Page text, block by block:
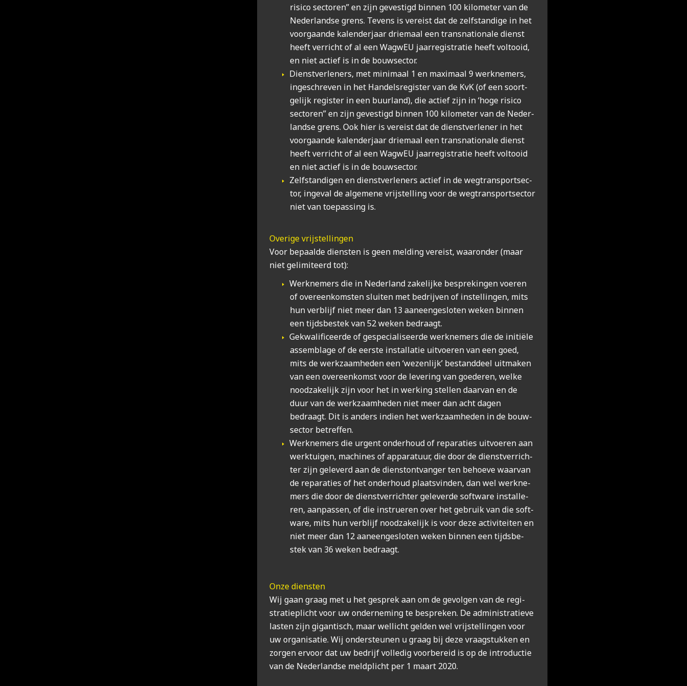
risi­co sec­to­ren’’ en zijn geves­tigd bin­nen 100 kilo­me­ter van de
Neder­land­se grens. Tevens is ver­eist dat de zelf­stan­di­ge in het
voor­gaan­de kalen­der­jaar drie­maal een trans­na­ti­o­na­le dienst
heeft ver­richt of al een Wag­wEU jaar­re­gi­stra­tie heeft vol­tooid,
en niet actief is in de bouw­sec­tor.
Dienst­ver­le­ners, met mini­maal 1 en maxi­maal 9 werk­ne­mers,
inge­schre­ven in het Han­dels­re­gis­ter van de KvK (of een soort­
ge­lijk regis­ter in een buur­land), die actief zijn in ‘hoge risi­co
sec­to­ren’’ en zijn geves­tigd bin­nen 100 kilo­me­ter van de Neder­
land­se grens. Ook hier is ver­eist dat de dienst­ver­le­ner in het
voor­gaan­de kalen­der­jaar drie­maal een trans­na­ti­o­na­le dienst
heeft ver­richt of al een Wag­wEU jaar­re­gi­stra­tie heeft vol­tooid
en niet actief is in de bouw­sec­tor.
Zelf­stan­di­gen en dienst­ver­le­ners actief in de weg­trans­port­sec­
tor, inge­val de alge­me­ne vrij­stel­ling voor de weg­trans­port­sec­tor
niet van toe­pas­sing is.
Ove­ri­ge vrij­stel­lin­gen
Voor bepaal­de dien­sten is geen mel­ding ver­eist, waar­on­der (maar
niet geli­mi­teerd tot):
Werk­ne­mers die in Neder­land zake­lij­ke bespre­kin­gen voe­ren
of over­een­kom­sten slui­ten met bedrij­ven of instel­lin­gen, mits
hun ver­blijf niet meer dan 13 aan­een­ge­slo­ten weken bin­nen
een tijds­be­stek van 52 weken bedraagt.
Gekwa­li­fi­ceer­de of gespe­ci­a­li­seer­de werk­ne­mers die de ini­ti­ë­le
assem­bla­ge of de eer­ste instal­la­tie uit­voe­ren van een goed,
mits de werk­zaam­he­den een ‘wezen­lijk’ bestand­deel uit­ma­ken
van een over­een­komst voor de leve­ring van goe­de­ren, wel­ke
nood­za­ke­lijk zijn voor het in wer­king stel­len daar­van en de
duur van de werk­zaam­he­den niet meer dan acht dagen
bedraagt. Dit is anders indien het werk­zaam­he­den in de bouw­
sec­tor betref­fen.
Werk­ne­mers die urgent onder­houd of repa­ra­ties uit­voe­ren aan
werk­tui­gen, machi­nes of appa­ra­tuur, die door de dienst­ver­rich­
ter zijn gele­verd aan de dienst­ont­van­ger ten behoe­ve waar­van
de repa­ra­ties of het onder­houd plaats­vin­den, dan wel werk­ne­
mers die door de dienst­ver­rich­ter gele­ver­de soft­wa­re instal­le­
ren, aan­pas­sen, of die instru­e­ren over het gebruik van die soft­
wa­re, mits hun ver­blijf nood­za­ke­lijk is voor deze acti­vi­tei­ten en
niet meer dan 12 aan­een­ge­slo­ten weken bin­nen een tijds­be­
stek van 36 weken bedraagt.
Onze dien­sten
Wij gaan graag met u het gesprek aan om de gevol­gen van de regi­
stra­tie­plicht voor uw onder­ne­ming te bespre­ken. De admi­ni­stra­tie­ve
las­ten zijn gigan­tisch, maar wel­licht gel­den wel vrij­stel­lin­gen voor
uw orga­ni­sa­tie. Wij onder­steu­nen u graag bij deze vraag­stuk­ken en
zor­gen ervoor dat uw bedrijf vol­le­dig voor­be­reid is op de intro­duc­tie
van de Neder­land­se meld­plicht per 1 maart 2020.